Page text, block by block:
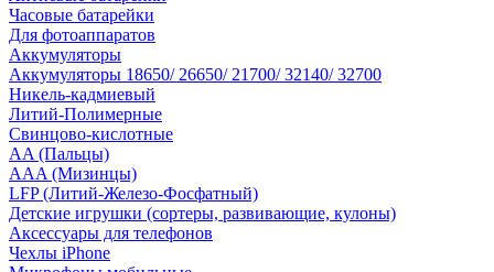
Часовые батарейки
Для фотоаппаратов
Аккумуляторы
Аккумуляторы 18650/ 26650/ 21700/ 32140/ 32700
Никель-кадмиевый
Литий-Полимерные
Свинцово-кислотные
AA (Пальцы)
AAA (Мизинцы)
LFP (Литий-Железо-Фосфатный)
Детские игрушки (сортеры, развивающие, кулоны)
Аксессуары для телефонов
Чехлы iPhone